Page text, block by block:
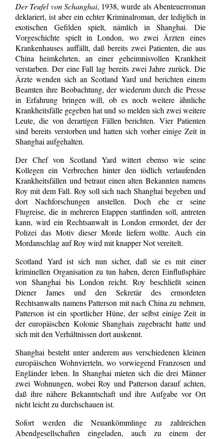
Der Teufel von Schanghai, 1938, wurde als Abenteuerroman
deklariert, ist aber ein echter Kriminalroman, der lediglich in
exotischen Gefilden spielt, nämlich in Shanghai. Die
Vorgeschichte spielt in London, wo zwei Ärzten eines
Krankenhauses auffällt, daß bereits zwei Patienten, die aus
China heimkehrten, an einer geheimnisvollen Krankheit
verstarben. Der eine Fall lag bereits zwei Jahre zurück. Die
Ärzte wenden sich an Scotland Yard und berichten einem
Beamten ihre Beobachtung, der wiederum durch die Presse
in Erfahrung bringen will, ob es noch weitere ähnliche
Krankheitsfälle gegeben hat und so melden sich zwei weitere
Leute, die von derartigen Fällen berichten. Vier Patienten
sind bereits verstorben und hatten sich vorher einige Zeit in
Shanghai aufgehalten.
Der Chef von Scotland Yard wittert ebenso wie seine
Kollegen ein Verbrechen hinter den tödlich verlaufenden
Krankheitsfällen und betraut einen alten Bekannten namens
Roy mit dem Fall. Roy soll sich nach Shanghai begeben und
dort Nachforschungen anstellen. Doch ehe er seine
Flugreise, die in mehreren Etappen stattfinden soll, antreten
kann, wird ein Rechtsanwalt in London ermordet, der der
Polizei das Motiv dieser Morde liefern wollte. Auch ein
Mordanschlag auf Roy wird mit knapper Not vereitelt.
Scotland Yard ist sich nun sicher, daß sie es mit einer
kriminellen Organisation zu tun haben, deren Einflußsphäre
von Shanghai bis London reicht. Roy beschließt seinen
Diener James und den Sekretär des ermordeten
Rechtsanwalts namens Patterson mit nach China zu nehmen,
Patterson ist ein sportlicher Hüne, der selbst einige Zeit in
der europäischen Kolonie Shanghais zugebracht hatte und
sich mit den Verhältnissen dort auskennt.
Shanghai besteht unter anderem aus verschiedenen kleinen
europäischen Wohnvierteln, wo vorwiegend Franzosen und
Engländer leben. In Shanghai mieten sich die drei Männer
zwei Wohnungen, wobei Roy und Patterson darauf achten,
daß ihre nähere Bekanntschaft und ihre Aufgabe vor Ort
nicht leicht zu durchschauen ist.
Sofort werden die Neuankömmlinge zu zahlreichen
Abendgesellschaften eingeladen, auch zu einem der